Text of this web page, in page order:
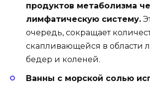
продуктов метаболизма
лимфатическую систему.
очередь, сокращает
скапливающейся в области
бедер и коленей.
Ванны с морской солью